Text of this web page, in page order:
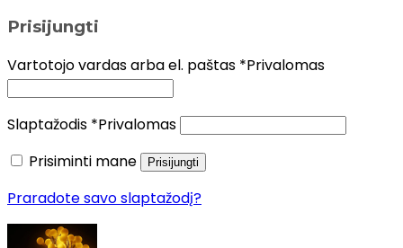
Prisijungti
Vartotojo vardas arba el. paštas *Privalomas
Slaptažodis *Privalomas
Prisiminti mane
Prisijungti
Praradote savo slaptažodį?